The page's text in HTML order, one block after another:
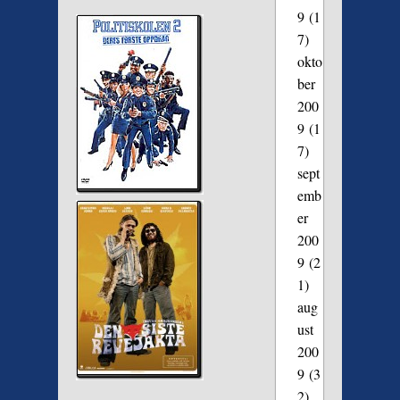
9(1
7)
okto
ber
200
9(1
7)
sept
emb
er
200
9(2
1)
aug
ust
200
9(3
2)